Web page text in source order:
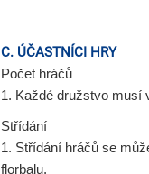
C. ÚČASTNÍCI HRY
Počet hráčů
1. Každé družstvo musí
Střídání
1. Střídání hráčů se
florbalu.